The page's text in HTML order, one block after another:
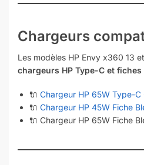
Chargeurs
Les modèles HP Envy x360 13
chargeurs HP Type-C et fiches
🔌 Chargeur HP 65W Type-C
🔌 Chargeur HP 45W Fiche
🔌 Chargeur HP 65W Fiche